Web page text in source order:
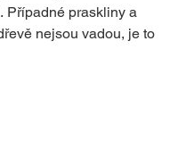
Případné praskliny a
nejsou vadou, je to